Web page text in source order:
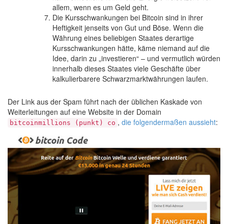
allem, wenn es um Geld geht.
Die Kursschwankungen bei Bitcoin sind in ihrer
Heftigkeit jenseits von Gut und Böse. Wenn die
Währung eines beliebigen Staates derartige
Kursschwankungen hätte, käme niemand auf die
Idee, darin zu „investieren“ – und vermutlich würden
innerhalb dieses Staates viele Geschäfte über
kalkulierbarere Schwarzmarktwährungen laufen.
Der Link aus der Spam führt nach der üblichen Kaskade von
Weiterleitungen auf eine Website in der Domain
bitcoinmillions (punkt) co , die folgendermaßen aussieht: